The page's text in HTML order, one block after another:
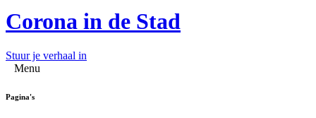
Corona in de Stad
Stuur je verhaal in
Menu
Pagina's